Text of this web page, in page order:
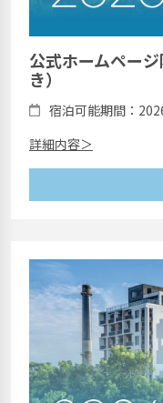
公式ホームペー
き）
宿泊可能期間：
詳細内容＞